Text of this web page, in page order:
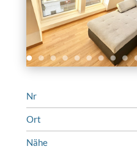
Nr
Ort
Nähe